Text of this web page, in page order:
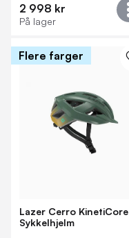
2 998 kr
På lager
Flere farger
Lazer Cerro KinetiCore
Sykkelhjelm